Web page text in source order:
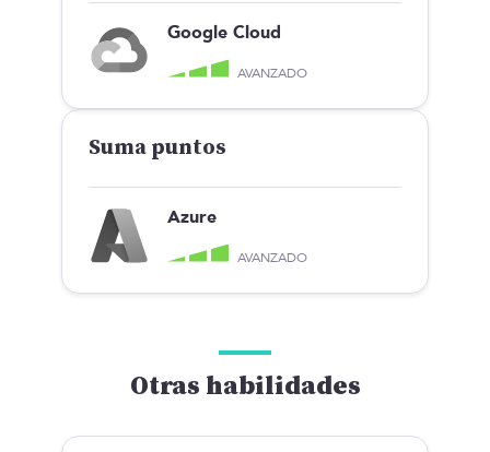
Google Cloud
AVANZADO
Suma puntos
Azure
AVANZADO
Otras habilidades